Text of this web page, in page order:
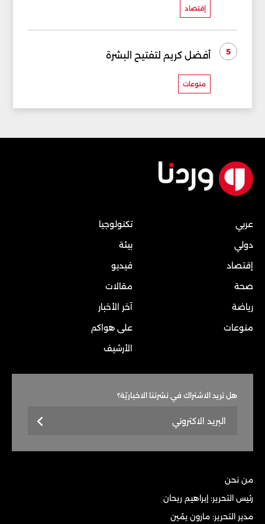
إقتصاد
5 أفضل كريم لتفتيح البشرة
منوعات
عربي
دولي
إقتصاد
صحة
رياضة
منوعات
تكنولوجيا
بيئة
فيديو
مقالات
آخر الأخبار
على هواكم
الأرشيف
هل تريد الاشتراك في نشرتنا الاخباريّة؟
من نحن
رئيس التحرير: إبراهيم ريحان
مدير التحرير: مارون يمّين